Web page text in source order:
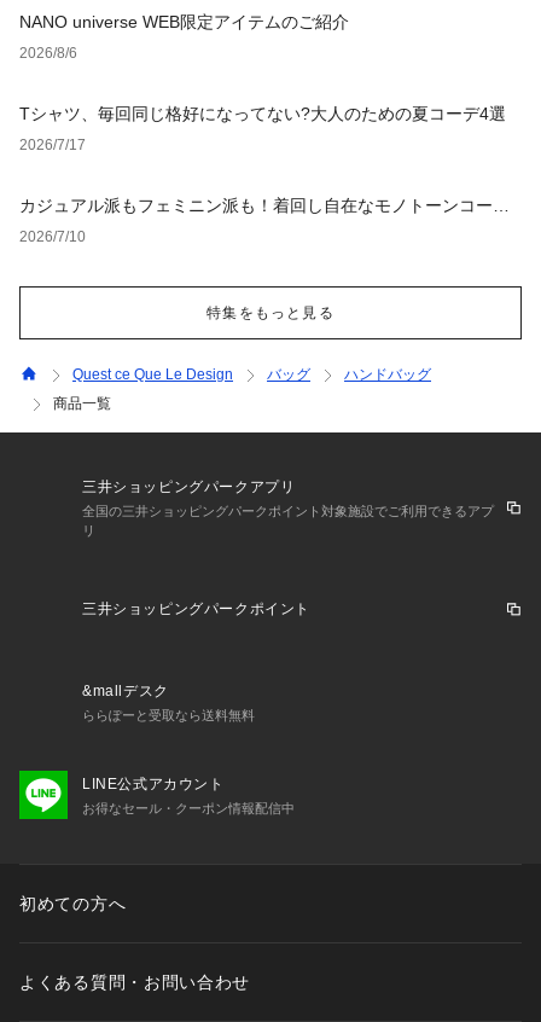
NANO universe WEB限定アイテムのご紹介
2026/8/6
Tシャツ、毎回同じ格好になってない?大人のための夏コーデ4選
2026/7/17
カジュアル派もフェミニン派も！着回し自在なモノトーンコーデ4
選
2026/7/10
特集をもっと見る
Quest ce Que Le Design バッグ
ハンドバッグ
商品一覧
三井ショッピングパークアプリ
全国の三井ショッピングパークポイント対象施設でご利用できるアプ
リ
三井ショッピングパークポイント
&mallデスク
ららぽーと受取なら送料無料
LINE公式アカウント
お得なセール・クーポン情報配信中
初めての方へ
よくある質問・お問い合わせ